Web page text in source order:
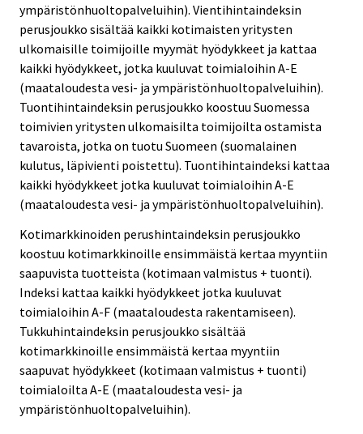
ympäristönhuoltopalveluihin). Vientihintaindeksin
perusjoukko sisältää kaikki kotimaisten yritysten
ulkomaisille toimijoille myymät hyödykkeet ja kattaa
kaikki hyödykkeet, jotka kuuluvat toimialoihin A-E
(maataloudesta vesi- ja ympäristönhuoltopalveluihin).
Tuontihintaindeksin perusjoukko koostuu Suomessa
toimivien yritysten ulkomaisilta toimijoilta ostamista
tavaroista, jotka on tuotu Suomeen (suomalainen
kulutus, läpivienti poistettu). Tuontihintaindeksi kattaa
kaikki hyödykkeet jotka kuuluvat toimialoihin A-E
(maataloudesta vesi- ja ympäristönhuoltopalveluihin).
Kotimarkkinoiden perushintaindeksin perusjoukko
koostuu kotimarkkinoille ensimmäistä kertaa myyntiin
saapuvista tuotteista (kotimaan valmistus + tuonti).
Indeksi kattaa kaikki hyödykkeet jotka kuuluvat
toimialoihin A-F (maataloudesta rakentamiseen).
Tukkuhintaindeksin perusjoukko sisältää
kotimarkkinoille ensimmäistä kertaa myyntiin
saapuvat hyödykkeet (kotimaan valmistus + tuonti)
toimialoilta A-E (maataloudesta vesi- ja
ympäristönhuoltopalveluihin).